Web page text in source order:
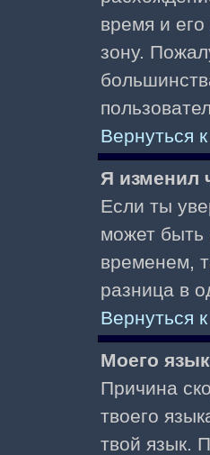
время и
зону.
Вернуться
Я изменил
Если ты
может быть
временем,
разница в
Вернуться
Моего
Причина
твоего
твой язык.